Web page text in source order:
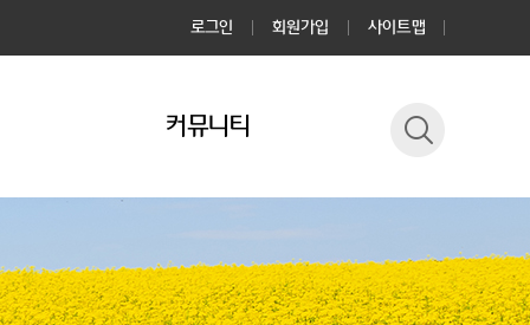
로그인 회원가입 사이트맵
커뮤니티